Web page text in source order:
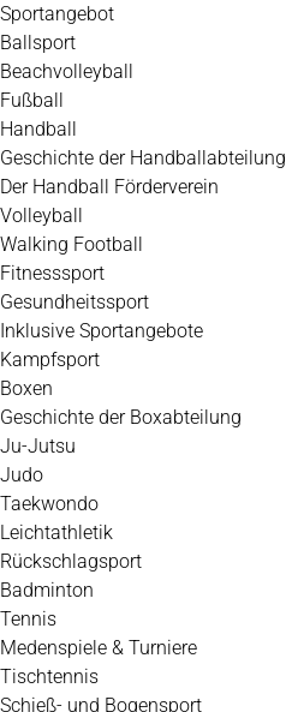
Zum
Inhalt
springen
Sportangebot
Ballsport
Beachvolleyball
Fußball
Handball
Geschichte der Handballabteilung
Der Handball Förderverein
Volleyball
Walking Football
Fitnesssport
Gesundheitssport
Inklusive Sportangebote
Kampfsport
Boxen
Geschichte der Boxabteilung
Ju-Jutsu
Judo
Taekwondo
Leichtathletik
Rückschlagsport
Badminton
Tennis
Medenspiele & Turniere
Tischtennis
Schieß- und Bogensport